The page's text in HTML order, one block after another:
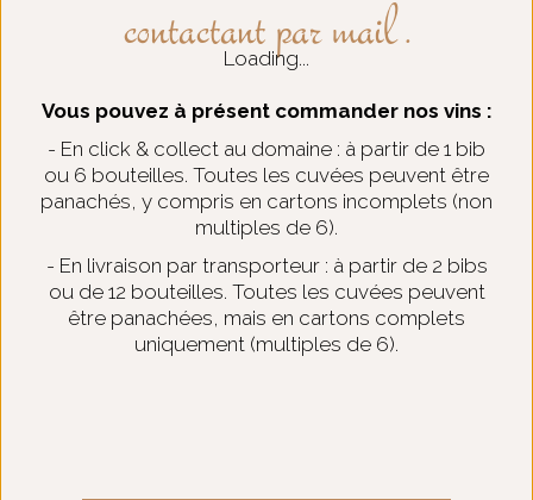
Loading...
contactant par mail .
Vous pouvez à présent commander nos vins :
- En click & collect au domaine : à partir de 1 bib
ou 6 bouteilles. Toutes les cuvées peuvent être
panachés, y compris en cartons incomplets (non
multiples de 6).
- En livraison par transporteur : à partir de 2 bibs
ou de 12 bouteilles. Toutes les cuvées peuvent
être panachées, mais en cartons complets
uniquement (multiples de 6).